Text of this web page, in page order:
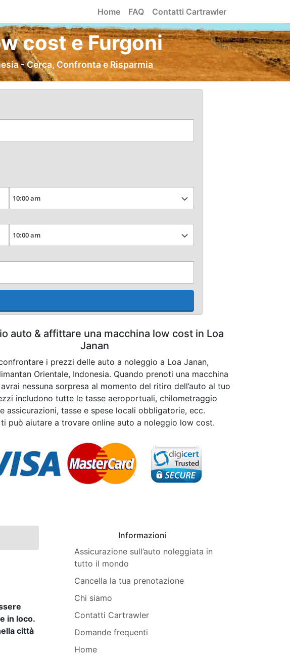
Home FAQ Contatti Cartrawler
cost e Furgoni
- Cerca, Confronta e Risparmia
auto & affittare una macchina low cost in Loa
Janan
i prezzi delle auto a noleggio a Loa Janan,
Orientale, Indonesia. Quando prenoti una macchina
nessuna sorpresa al momento del ritiro dell’auto al tuo
includono tutte le tasse aeroportuali, chilometraggio
assicurazioni, tasse e spese locali obbligatorie, ecc.
può aiutare a trovare online auto a noleggio low cost.
in loco.
città
Informazioni
Assicurazione sull’auto noleggiata in
tutto il mondo
Cancella la tua prenotazione
Chi siamo
Contatti Cartrawler
Domande frequenti
Home